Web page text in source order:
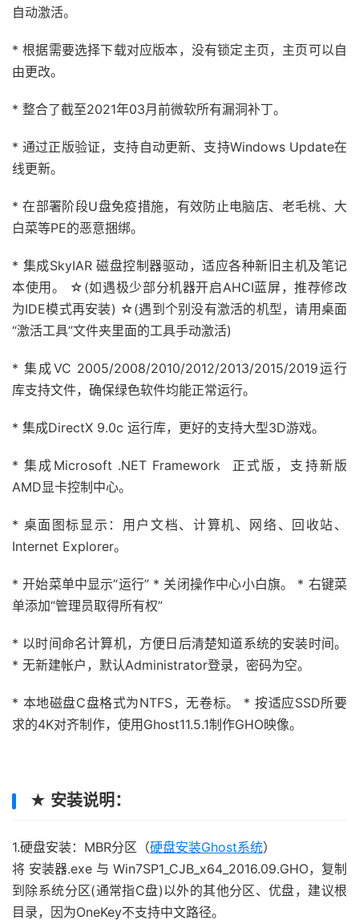
自动激活。
* 根据需要选择下载对应版本，没有锁定主页，主页可以自
由更改。
* 整合了截至2021年03月前微软所有漏洞补丁。
* 通过正版验证，支持自动更新、支持Windows Update在
线更新。
* 在部署阶段U盘免疫措施，有效防止电脑店、老毛桃、大
白菜等PE的恶意捆绑。
* 集成SkyIAR 磁盘控制器驱动，适应各种新旧主机及笔记
本使用。 ☆(如遇极少部分机器开启AHCI蓝屏，推荐修改
为IDE模式再安装) ☆(遇到个别没有激活的机型，请用桌面
“激活工具”文件夹里面的工具手动激活)
* 集成VC 2005/2008/2010/2012/2013/2015/2019运行
库支持文件，确保绿色软件均能正常运行。
* 集成DirectX 9.0c 运行库，更好的支持大型3D游戏。
* 集成Microsoft .NET Framework 正式版，支持新版
AMD显卡控制中心。
* 桌面图标显示：用户文档、计算机、网络、回收站、
Internet Explorer。
* 开始菜单中显示“运行” * 关闭操作中心小白旗。 * 右键菜
单添加“管理员取得所有权”
* 以时间命名计算机，方便日后清楚知道系统的安装时间。
* 无新建帐户，默认Administrator登录，密码为空。
* 本地磁盘C盘格式为NTFS，无卷标。 * 按适应SSD所要
求的4K对齐制作，使用Ghost11.5.1制作GHO映像。
★ 安装说明：
1.硬盘安装：MBR分区（硬盘安装Ghost系统）
将 安装器.exe 与 Win7SP1_CJB_x64_2016.09.GHO，复制
到除系统分区(通常指C盘)以外的其他分区、优盘，建议根
目录，因为OneKey不支持中文路径。